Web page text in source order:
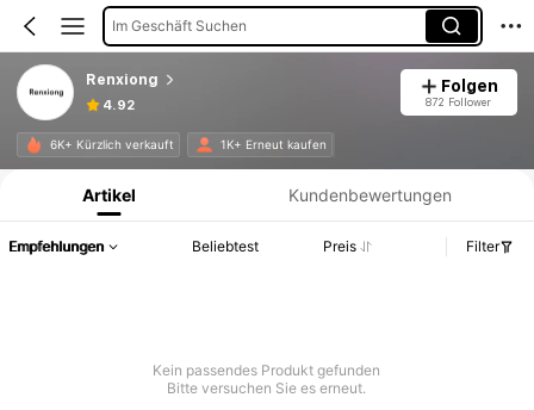
Im Geschäft Suchen
Renxiong
4.92
Folgen
872 Follower
6K+ Kürzlich verkauft 1K+ Erneut kaufen
Produktinformation: Preisangabe, Verkaufs- und Lagerbestandsdetails.
Artikel Kundenbewertungen
Empfehlungen Beliebtest Preis Filter
Kein passendes Produkt gefunden
Bitte versuchen Sie es erneut.